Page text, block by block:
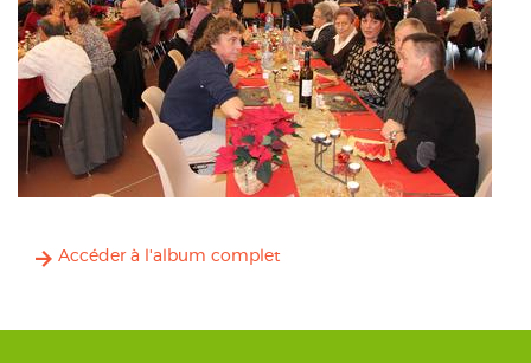
Accéder à l'album complet